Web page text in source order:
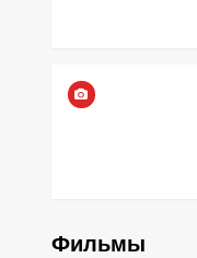
Фильмы
Фильмы